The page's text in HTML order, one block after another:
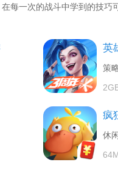
每一次的战斗中学到的技巧
英
策
疯
休